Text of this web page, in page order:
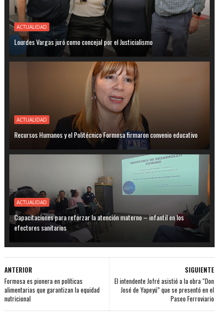
ACTUALIDAD
Lourdes Vargas juró como concejal por el Justicialismo
ACTUALIDAD
Recursos Humanos y el Politécnico Formosa firmaron convenio educativo
ACTUALIDAD
Capacitaciones para reforzar la atención materno – infantil en los
efectores sanitarios
SIGUIENTE
El intendente Jofré asistió a la obra “Don
José de Yapeyú” que se presentó en el
Paseo Ferroviario
ANTERIOR
Formosa es pionera en políticas
alimentarias que garantizan la equidad
nutricional